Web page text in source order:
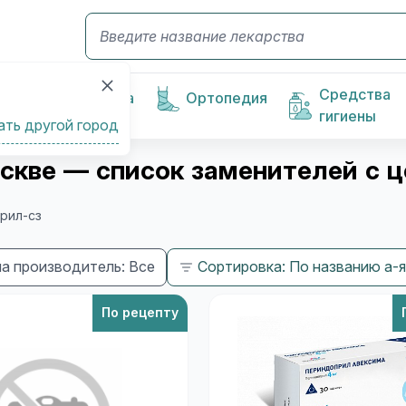
другой город
Косметика Ортопедия
Средства
гигиены
— список заменителей с
сз
производитель: Все Сортировка: По названию а-я
По рецепту